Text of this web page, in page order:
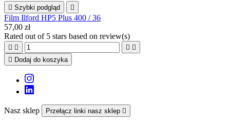
 Szybki podgląd 
Film Ilford HP5 Plus 400 / 36
57,00 zł
Rated out of 5 stars based on review(s)
   
 Dodaj do koszyka
Nasz sklep Przełącz linki nasz sklep 